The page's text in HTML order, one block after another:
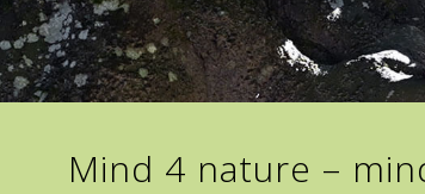
Mind 4 nature –